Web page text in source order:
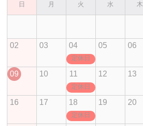
日 月 火 水 木
02 03 04
定休日
05 06
09 10 11
定休日
12 13
16 17 18
定休日
19 20